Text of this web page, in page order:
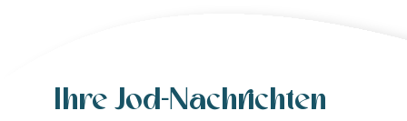
Ihre Jod-Nachrichten